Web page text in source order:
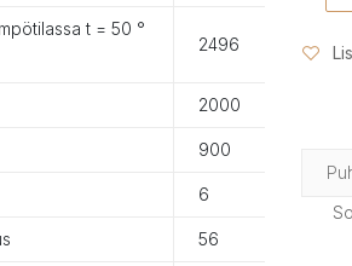
t = 50 °
2496
2000
900
6
56